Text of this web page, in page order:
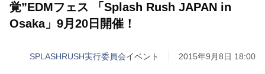
覚”EDMフェス 「Splash Rush JAPAN in
Osaka」9月20日開催！
SPLASHRUSH実行委員会イベント 2015年9月8日 18:00